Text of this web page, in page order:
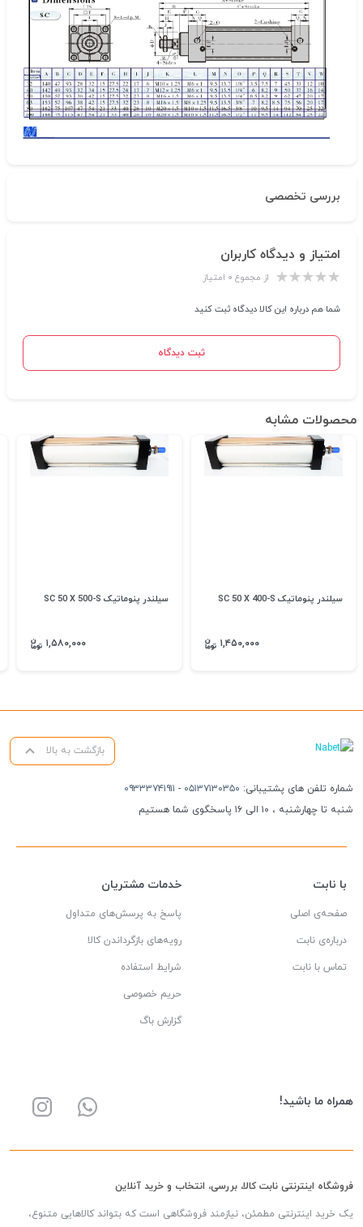
بررسی تخصصی
امتیاز و دیدگاه کاربران
از مجموع ۰ امتیاز
شما هم درباره این کالا دیدگاه ثبت کنید
ثبت دیدگاه
محصولات مشابه
سیلندر پنوماتیک SC 50 X 400-S
۱,۴۵۰,۰۰۰
سیلندر پنوماتیک SC 50 X 500-S
۱,۵۸۰,۰۰۰
بازگشت به بالا
شماره تلفن های پشتیبانی: ۰۵۱۳۷۱۳۰۳۵۰ - ۰۹۳۳۳۷۴۱۹۱۱
شنبه تا چهارشنبه ، ۱۰ الی ۱۶ پاسخگوی شما هستیم
با نابت
صفحه‌ی اصلی
درباره‌ی نابت
تماس با نابت
خدمات مشتریان
پاسخ به پرسش‌های متداول
رویه‌های بازگرداندن کالا
شرایط استفاده
حریم خصوصی
گزارش باگ
همراه ما باشید!
فروشگاه اینترنتی نابت کالا، بررسی، انتخاب و خرید آنلاین
یک خرید اینترنتی مطمئن، نیازمند فروشگاهی است که بتواند کالاهایی متنوع،